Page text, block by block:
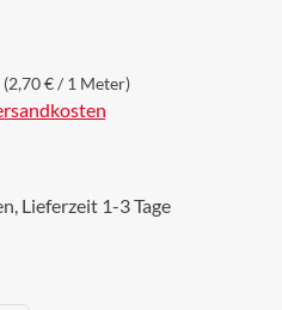
(2,70 € / 1 Meter)
Lieferzeit 1-3 Tage